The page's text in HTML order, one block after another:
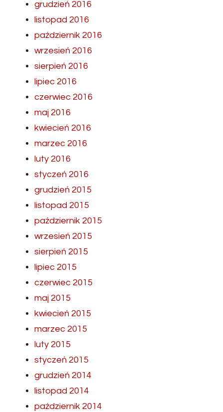
grudzień 2016
listopad 2016
październik 2016
wrzesień 2016
sierpień 2016
lipiec 2016
czerwiec 2016
maj 2016
kwiecień 2016
marzec 2016
luty 2016
styczeń 2016
grudzień 2015
listopad 2015
październik 2015
wrzesień 2015
sierpień 2015
lipiec 2015
czerwiec 2015
maj 2015
kwiecień 2015
marzec 2015
luty 2015
styczeń 2015
grudzień 2014
listopad 2014
październik 2014